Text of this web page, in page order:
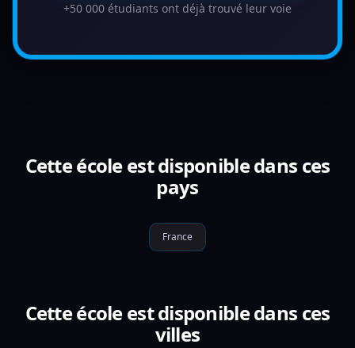
+50 000 étudiants ont déjà trouvé leur voie
Cette école est disponible dans ces
pays
France
Cette école est disponible dans ces
villes